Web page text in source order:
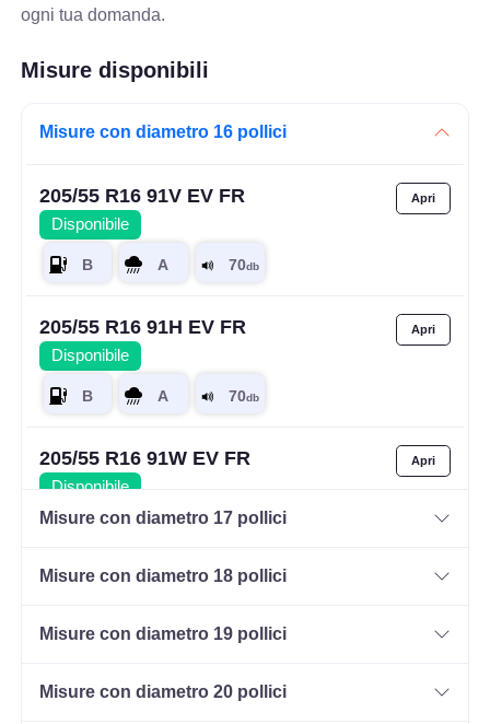
ogni tua domanda.
Misure disponibili
Misure con diametro 16 pollici
205/55 R16 91V EV FR
Disponibile
205/55 R16 91H EV FR
Disponibile
205/55 R16 91W EV FR
Disponibile
205/55 R16 94V EV FR
Misure con diametro 17 pollici
Misure con diametro 18 pollici
Misure con diametro 19 pollici
Misure con diametro 20 pollici